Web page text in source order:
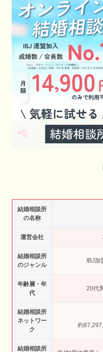
結婚相談所
の名称
運営会社
結婚相談所
のジャンル
IBJ加
年齢層・年
代
20代
結婚相談所
ネットワー
ク
約
結婚相談所